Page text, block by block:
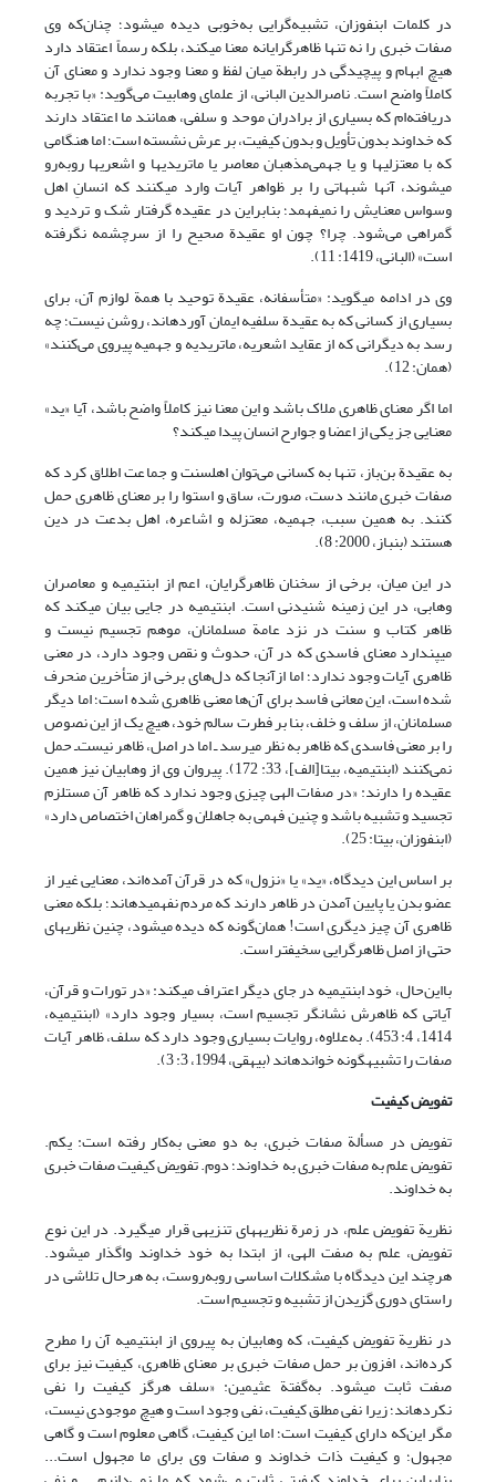
در کلمات ابن‏فوزان، تشبیه‌گرایی به‌خوبی دیده می‏شود؛ چنان‌که وی
صفات خبری را نه‌ تنها ظاهرگرایانه معنا می‏کند، بلکه رسماً اعتقاد دارد
هیچ ابهام و پیچیدگی در رابطة میان لفظ و معنا وجود ندارد و معنای آن
کاملاً واضح است. ناصرالدین البانی، از علمای وهابیت می‌گوید: «با تجربه
دریافته‌ام که بسیاری از برادران موحد و سلفی، همانند ما اعتقاد دارند
که خداوند بدون تأویل و بدون کیفیت، بر عرش نشسته است؛ اما هنگامی
که با معتزلی‏ها و یا جهمی‌مذهبان معاصر یا ماتریدی‏ها و اشعری‏ها روبه‌رو
می‏شوند، آنها شبهاتی را بر ظواهر آیات وارد می‏کنند که انسانِ اهل
وسواس معنایش را نمی‏فهمد؛ بنابراین در عقیده گرفتار شک و تردید و
گمراهی می‌شود. چرا؟ چون او عقیدة صحیح را از سرچشمه نگرفته
است» (البانی، 1419: 11).
وی در ادامه می‏گوید: «متأسفانه، عقیدة توحید با همة لوازم آن، برای
بسیاری از کسانی که به عقیدة سلفیه ایمان آورده‏اند، روشن نیست؛ چه
رسد به دیگرانی که از عقاید اشعریه، ماتریدیه و جهمیه پیروی می‌کنند»
(همان: 12).
اما اگر معنای ظاهری ملاک باشد و این معنا نیز کاملاً واضح باشد، آیا «ید»
معنایی جز یکی از اعضا و جوارح انسان پیدا می‏کند؟
به عقیدة بن‌باز، تنها به کسانی می‌توان اهل‏سنت و جماعت اطلاق کرد که
صفات خبری مانند دست، صورت، ساق و استوا را بر معنای ظاهری حمل
کنند. به همین سبب، جهمیه، معتزله و اشاعره، اهل بدعت در دین
هستند (بن‏باز، 2000: 8).
در این میان، برخی از سخنان ظاهرگرایان، اعم از ابن‏تیمیه و معاصران
وهابی، در این زمینه شنیدنی است. ابن‏تیمیه در جایی بیان می‏کند که
ظاهر کتاب و سنت در نزد عامة مسلمانان، موهم تجسیم نیست و
می‏پندارد معنای فاسدی که در آن، حدوث و نقص وجود دارد، در معنی
ظاهری آیات وجود ندارد؛ اما ازآنجا که دل‌های برخی از متأخرین منحرف
شده است، این معانی فاسد برای آن‌ها معنی ظاهری شده است؛ اما دیگر
مسلمانان، از سلف و خلف، بنا بر فطرت سالم خود، هیچ یک از این نصوص
را بر معنی فاسدی که ظاهر به نظر می‏رسد ـ اما در اصل، ظاهر نیست‌ـ حمل
نمی‌کنند (ابن‏تیمیه، بی‏تا[الف]، 33: 172). پیروان وی از وهابیان نیز همین
عقیده را دارند: «در صفات الهی چیزی وجود ندارد که ظاهر آن مستلزم
تجسید و تشبیه باشد و چنین فهمی به جاهلان و گمراهان اختصاص دارد»
(ابن‏فوزان، بی‏تا: 25).
بر اساس این دیدگاه، «ید» یا «نزول» که در قرآن آمده‌اند، معنایی غیر از
عضو بدن یا پایین آمدن در ظاهر دارند که مردم نفهمیده‏اند؛ بلکه معنی
ظاهری آن چیز دیگری است! همان‌گونه که دیده می‏شود، چنین نظریه‏ای
حتی از اصل ظاهرگرایی سخیف‏تر است.
با‌این‌حال، خود ابن‏تیمیه در جای دیگر اعتراف می‏کند: «در تورات و قرآن،
آیاتی که ظاهرش نشانگر تجسیم است، بسیار وجود دارد» (ابن‏تیمیه،
1414، 4: 453). به‌علاوه، روایات بسیاری وجود دارد که سلف، ظاهر آیات
صفات را تشبیه‏گونه خوانده‏اند (بیهقی، 1994، 3: 3).
تفویض کیفیت
تفویض در مسألة صفات خبری، به دو معنی به‌کار رفته است: یکم.
تفویض علم به صفات خبری به خداوند؛ دوم. تفویض کیفیت صفات خبری
به خداوند.
نظریة تفویض علم، در زمرة نظریه‏های تنزیهی قرار می‏گیرد. در این نوع
تفویض، علم به صفت الهی، از ابتدا به خود خداوند واگذار می‏شود.
هرچند این دیدگاه با مشکلات اساسی روبه‌روست، به‌ هرحال تلاشی در
راستای دوری گزیدن از تشبیه و تجسیم است.
در نظریة تفویض کیفیت، که وهابیان به پیروی از ابن‏تیمیه آن را مطرح
کرده‌اند، افزون بر حمل صفات خبری بر معنای ظاهری، کیفیت نیز برای
صفت ثابت می‏شود. به‌گفتة عثیمین: «سلف هرگز کیفیت را نفی
نکرده‏اند؛ زیرا نفی مطلق کیفیت، نفی وجود است و هیچ موجودی نیست،
مگر این‌که دارای کیفیت است؛ اما این کیفیت، گاهی معلوم است و گاهی
مجهول؛ و کیفیت ذات خداوند و صفات وی برای ما مجهول است...